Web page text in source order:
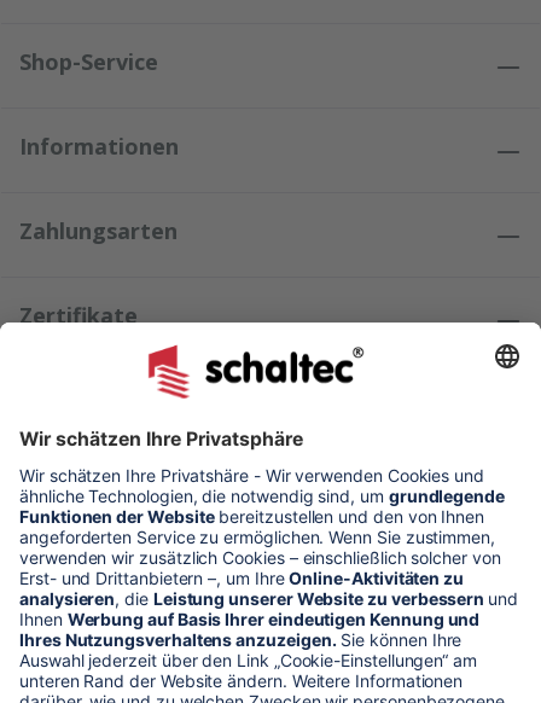
Shop-Service
Informationen
Zahlungsarten
Zertifikate
Kundenmeinungen
* Alle Preise verstehen sich zzgl. Mehrwertsteuer und Versandkosten